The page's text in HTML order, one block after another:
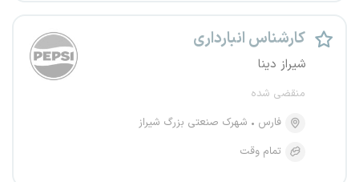
کارشناس انبارداری
شیراز دینا
منقضی شده
فارس
شهرک صنعتی بزرگ شیراز
تمام وقت